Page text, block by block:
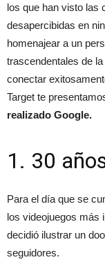
los que han visto las
desapercibidas en
homenajear a un
trascendentales de
conectar
Target te
realizado Google.
1. 30
Para el día que se
los videojuegos más
decidió ilustrar un
seguidores.